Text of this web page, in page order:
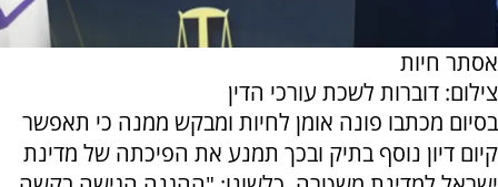
אסתר חיות
צילום: דוברות לשכת עורכי הדין
בסיום מכתבו פונה אומן לחיות ומבקש ממנה כי תאפשר
קיום דיון נוסף בתיק ובכך תמנע את הפיכתה של מדינת